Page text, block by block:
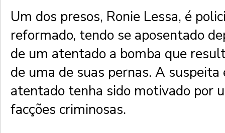
Um dos presos, Ronie Lessa, é
reformado, tendo se aposentado
de um atentado a bomba que
de uma de suas pernas. A suspeita
atentado tenha sido motivado por
facções criminosas.